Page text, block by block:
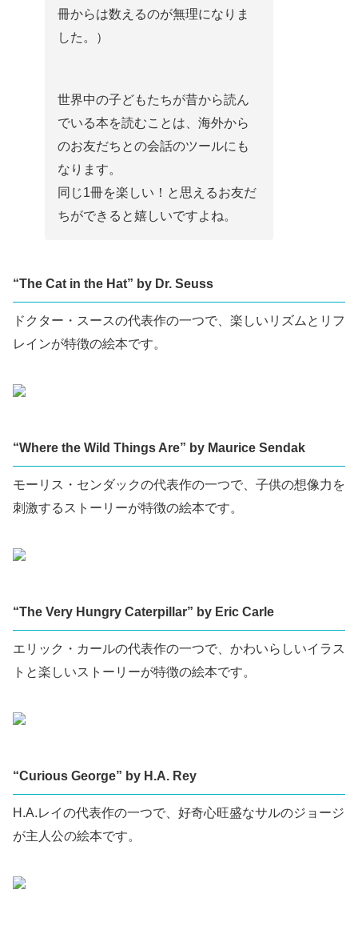
冊からは数えるのが無理になりま
した。）
世界中の子どもたちが昔から読ん
でいる本を読むことは、海外から
のお友だちとの会話のツールにも
なります。
同じ1冊を楽しい！と思えるお友だ
ちができると嬉しいですよね。
“The Cat in the Hat” by Dr. Seuss
ドクター・スースの代表作の一つで、楽しいリズムとリフ
レインが特徴の絵本です。
“Where the Wild Things Are” by Maurice Sendak
モーリス・センダックの代表作の一つで、子供の想像力を
刺激するストーリーが特徴の絵本です。
“The Very Hungry Caterpillar” by Eric Carle
エリック・カールの代表作の一つで、かわいらしいイラス
トと楽しいストーリーが特徴の絵本です。
“Curious George” by H.A. Rey
H.A.レイの代表作の一つで、好奇心旺盛なサルのジョージ
が主人公の絵本です。